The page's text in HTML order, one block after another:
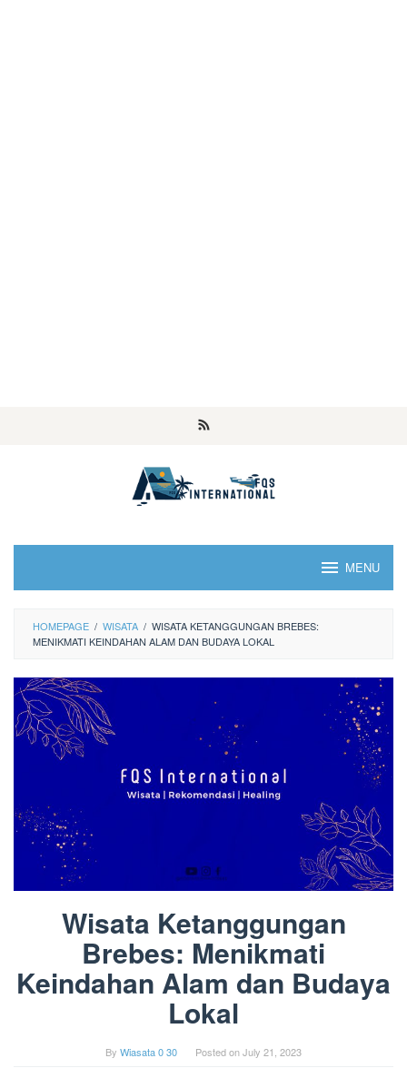
MENU
HOMEPAGE / WISATA / WISATA KETANGGUNGAN BREBES:
MENIKMATI KEINDAHAN ALAM DAN BUDAYA LOKAL
Wisata Ketanggungan
Brebes: Menikmati
Keindahan Alam dan Budaya
Lokal
By Wiasata 0 30 Posted onJuly 21, 2023